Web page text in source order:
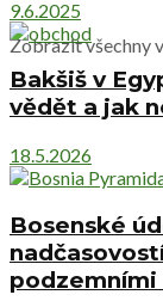
Zobrazit všechny
9.6.2025
Bakšiš v
vědět a jak
18.5.2026
Bosenské